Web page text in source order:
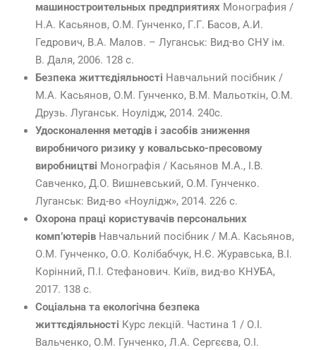
машиностроительных предприятиях Монография /
Н.А. Касьянов, О.М. Гунченко, Г.Г. Басов, А.И.
Гедрович, В.А. Малов. – Луганськ: Вид-во СНУ ім.
В. Даля, 2006. 128 с.
Безпека життєдіяльності Навчальний посібник /
М.А. Касьянов, О.М. Гунченко, В.М. Мальоткін, О.М.
Друзь. Луганськ. Ноулідж, 2014. 240с.
Удосконалення методів і засобів зниження
виробничого ризику у ковальсько-пресовому
виробництві Монографія / Касьянов М.А., І.В.
Савченко, Д.О. Вишневський, О.М. Гунченко.
Луганськ: Вид-во «Ноулідж», 2014. 226 с.
Охорона праці користувачів персональних
комп’ютерів Навчальний посібник / М.А. Касьянов,
О.М. Гунченко, О.О. Колібабчук, Н.Є. Журавська, В.І.
Корінний, П.І. Стефанович. Київ, вид-во КНУБА,
2017. 138 с.
Соціальна та екологічна безпека
життєдіяльності Курс лекцій. Частина 1 / О.І.
Вальченко, О.М. Гунченко, Л.А. Сергєєва, О.І.